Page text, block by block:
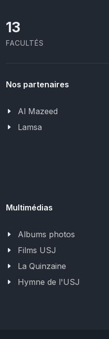
13
FACULTÉS
Nos partenaires
Al Mazeed
Lamsa
Multimédias
Albums photos
Films USJ
La Quinzaine
Hymne de l'USJ